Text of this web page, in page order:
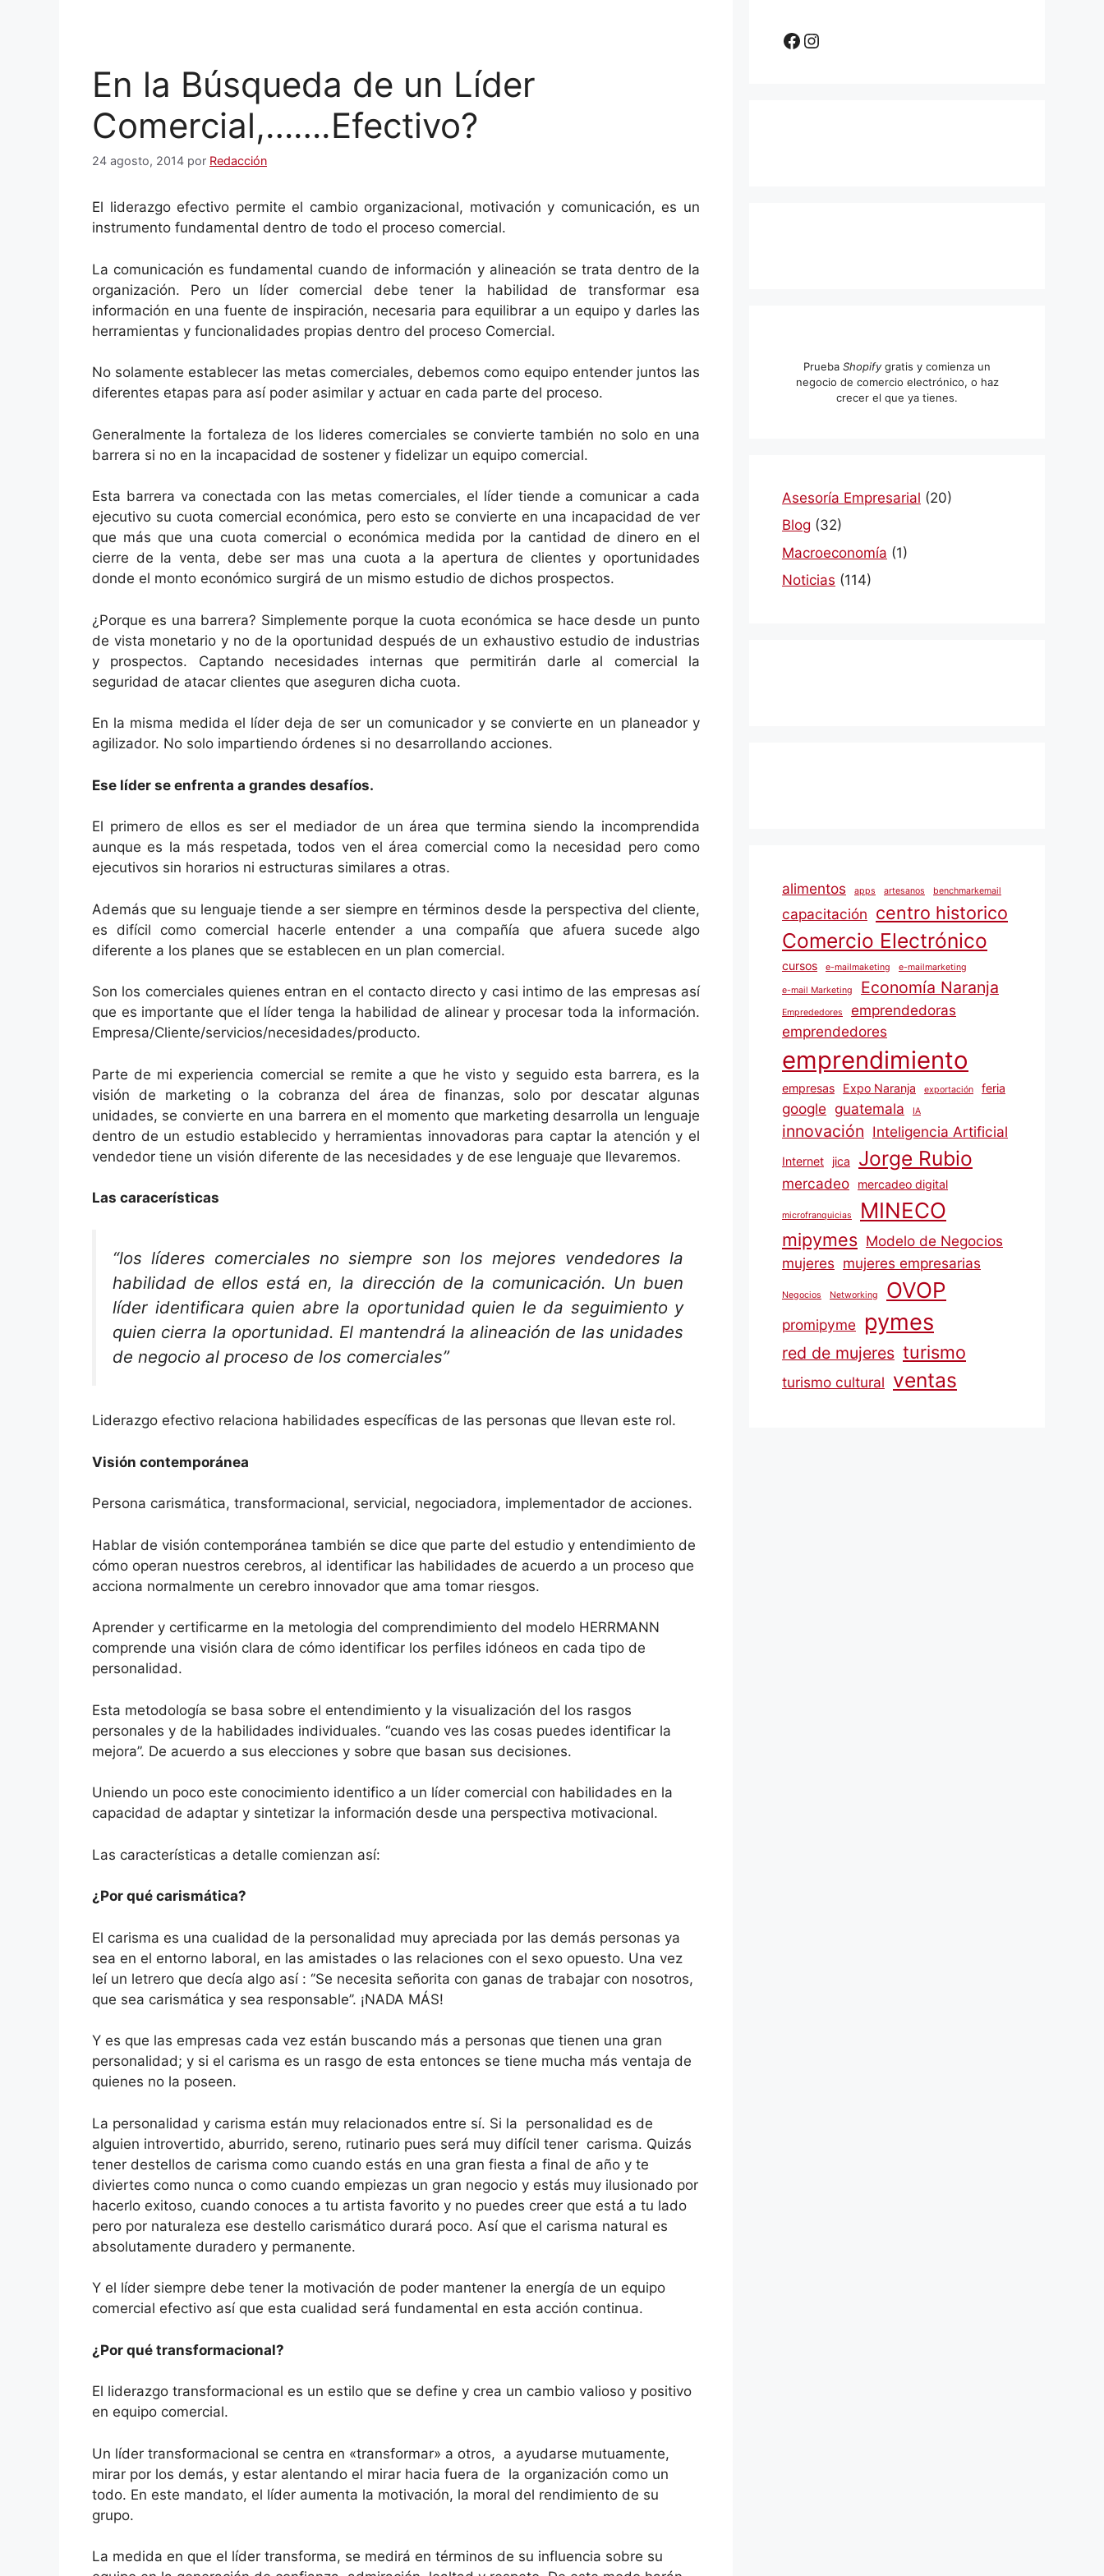
En la Búsqueda de un Líder
Comercial,…….Efectivo?
24 agosto, 2014 por Redacción
El liderazgo efectivo permite el cambio organizacional, motivación y comunicación, es un
instrumento fundamental dentro de todo el proceso comercial.
La comunicación es fundamental cuando de información y alineación se trata dentro de la
organización. Pero un líder comercial debe tener la habilidad de transformar esa
información en una fuente de inspiración, necesaria para equilibrar a un equipo y darles las
herramientas y funcionalidades propias dentro del proceso Comercial.
No solamente establecer las metas comerciales, debemos como equipo entender juntos las
diferentes etapas para así poder asimilar y actuar en cada parte del proceso.
Generalmente la fortaleza de los lideres comerciales se convierte también no solo en una
barrera si no en la incapacidad de sostener y fidelizar un equipo comercial.
Esta barrera va conectada con las metas comerciales, el líder tiende a comunicar a cada
ejecutivo su cuota comercial económica, pero esto se convierte en una incapacidad de ver
que más que una cuota comercial o económica medida por la cantidad de dinero en el
cierre de la venta, debe ser mas una cuota a la apertura de clientes y oportunidades
donde el monto económico surgirá de un mismo estudio de dichos prospectos.
¿Porque es una barrera? Simplemente porque la cuota económica se hace desde un punto
de vista monetario y no de la oportunidad después de un exhaustivo estudio de industrias
y prospectos. Captando necesidades internas que permitirán darle al comercial la
seguridad de atacar clientes que aseguren dicha cuota.
En la misma medida el líder deja de ser un comunicador y se convierte en un planeador y
agilizador. No solo impartiendo órdenes si no desarrollando acciones.
Ese líder se enfrenta a grandes desafíos.
El primero de ellos es ser el mediador de un área que termina siendo la incomprendida
aunque es la más respetada, todos ven el área comercial como la necesidad pero como
ejecutivos sin horarios ni estructuras similares a otras.
Además que su lenguaje tiende a ser siempre en términos desde la perspectiva del cliente,
es difícil como comercial hacerle entender a una compañía que afuera sucede algo
diferente a los planes que se establecen en un plan comercial.
Son los comerciales quienes entran en el contacto directo y casi intimo de las empresas así
que es importante que el líder tenga la habilidad de alinear y procesar toda la información.
Empresa/Cliente/servicios/necesidades/producto.
Parte de mi experiencia comercial se remite a que he visto y seguido esta barrera, es la
visión de marketing o la cobranza del área de finanzas, solo por descatar algunas
unidades, se convierte en una barrera en el momento que marketing desarrolla un lenguaje
dentro de un estudio establecido y herramientas innovadoras para captar la atención y el
vendedor tiene un visión diferente de las necesidades y de ese lenguaje que llevaremos.
Las caracerísticas
“los líderes comerciales no siempre son los mejores vendedores la
habilidad de ellos está en, la dirección de la comunicación. Un buen
líder identificara quien abre la oportunidad quien le da seguimiento y
quien cierra la oportunidad. El mantendrá la alineación de las unidades
de negocio al proceso de los comerciales”
Liderazgo efectivo relaciona habilidades específicas de las personas que llevan este rol.
Visión contemporánea
Persona carismática, transformacional, servicial, negociadora, implementador de acciones.
Hablar de visión contemporánea también se dice que parte del estudio y entendimiento de
cómo operan nuestros cerebros, al identificar las habilidades de acuerdo a un proceso que
acciona normalmente un cerebro innovador que ama tomar riesgos.
Aprender y certificarme en la metologia del comprendimiento del modelo HERRMANN
comprende una visión clara de cómo identificar los perfiles idóneos en cada tipo de
personalidad.
Esta metodología se basa sobre el entendimiento y la visualización del los rasgos
personales y de la habilidades individuales. “cuando ves las cosas puedes identificar la
mejora”. De acuerdo a sus elecciones y sobre que basan sus decisiones.
Uniendo un poco este conocimiento identifico a un líder comercial con habilidades en la
capacidad de adaptar y sintetizar la información desde una perspectiva motivacional.
Las características a detalle comienzan así:
¿Por qué carismática?
El carisma es una cualidad de la personalidad muy apreciada por las demás personas ya
sea en el entorno laboral, en las amistades o las relaciones con el sexo opuesto. Una vez
leí un letrero que decía algo así : ‘’Se necesita señorita con ganas de trabajar con nosotros,
que sea carismática y sea responsable’’. ¡NADA MÁS!
Y es que las empresas cada vez están buscando más a personas que tienen una gran
personalidad; y si el carisma es un rasgo de esta entonces se tiene mucha más ventaja de
quienes no la poseen.
La personalidad y carisma están muy relacionados entre sí. Si la personalidad es de
alguien introvertido, aburrido, sereno, rutinario pues será muy difícil tener carisma. Quizás
tener destellos de carisma como cuando estás en una gran fiesta a final de año y te
diviertes como nunca o como cuando empiezas un gran negocio y estás muy ilusionado por
hacerlo exitoso, cuando conoces a tu artista favorito y no puedes creer que está a tu lado
pero por naturaleza ese destello carismático durará poco. Así que el carisma natural es
absolutamente duradero y permanente.
Y el líder siempre debe tener la motivación de poder mantener la energía de un equipo
comercial efectivo así que esta cualidad será fundamental en esta acción continua.
¿Por qué transformacional?
El liderazgo transformacional es un estilo que se define y crea un cambio valioso y positivo
en equipo comercial.
Un líder transformacional se centra en «transformar» a otros, a ayudarse mutuamente,
mirar por los demás, y estar alentando el mirar hacia fuera de la organización como un
todo. En este mandato, el líder aumenta la motivación, la moral del rendimiento de su
grupo.
La medida en que el líder transforma, se medirá en términos de su influencia sobre su
Facebook
Instagram
Prueba Shopifygratis y comienza un
negocio de comercio electrónico, o haz
crecer el que ya tienes.
Asesoría Empresarial (20)
Blog (32)
Macroeconomía (1)
Noticias (114)
alimentos apps artesanos benchmarkemail
capacitación centro historico
Comercio Electrónico
cursos e-mailmaketing e-mailmarketing
e-mail Marketing Economía Naranja
Emprededores
emprendedoras
emprendedores
emprendimiento
empresas Expo Naranja exportación feria
google guatemala IA
innovación Inteligencia Artificial
Internet jica Jorge Rubio
mercadeo mercadeo digital
microfranquicias MINECO
mipymes Modelo de Negocios
mujeres mujeres empresarias
Negocios Networking OVOP
promipyme pymes
red de mujeres turismo
turismo cultural ventas